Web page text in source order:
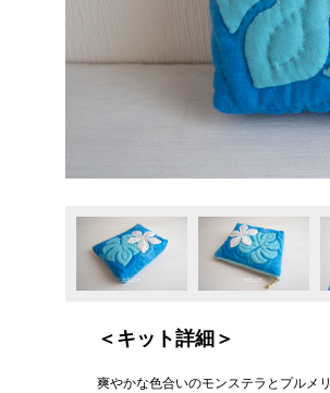
＜キット詳細＞
爽やかな色合いのモンステラとプルメ